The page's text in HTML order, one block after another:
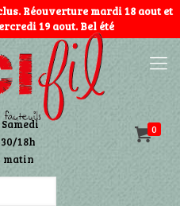
Réouverture mardi 18 aout et
19 aout. Bel été
0
18h
matin